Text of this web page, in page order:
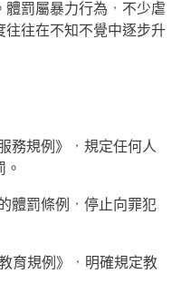
罰屬暴力行為，不少虐
往往在不知不覺中逐步升
務規例》，規定任何人
體罰條例，停止向罪犯
育規例》，明確規定教